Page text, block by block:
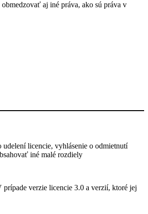
aj iné práva, ako sú práva v
licencie, vyhlásenie o odmietnutí
iné malé rozdiely
verzie licencie 3.0 a verzií, ktoré jej